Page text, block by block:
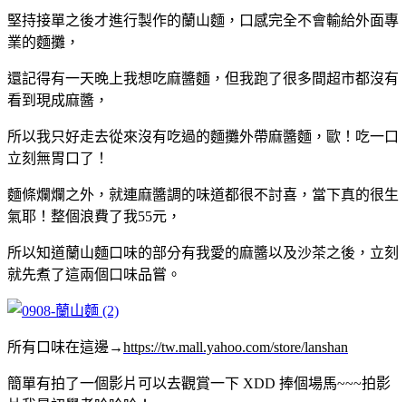
堅持接單之後才進行製作的蘭山麵，口感完全不會輸給外面專
業的麵攤，
還記得有一天晚上我想吃麻醬麵，但我跑了很多間超市都沒有
看到現成麻醬，
所以我只好走去從來沒有吃過的麵攤外帶麻醬麵，歐！吃一口
立刻無胃口了！
麵條爛爛之外，就連麻醬調的味道都很不討喜，當下真的很生
氣耶！整個浪費了我55元，
所以知道蘭山麵口味的部分有我愛的麻醬以及沙茶之後，立刻
就先煮了這兩個口味品嘗。
所有口味在這邊→https://tw.mall.yahoo.com/store/lanshan
簡單有拍了一個影片可以去觀賞一下 XDD 捧個場馬~~~拍影